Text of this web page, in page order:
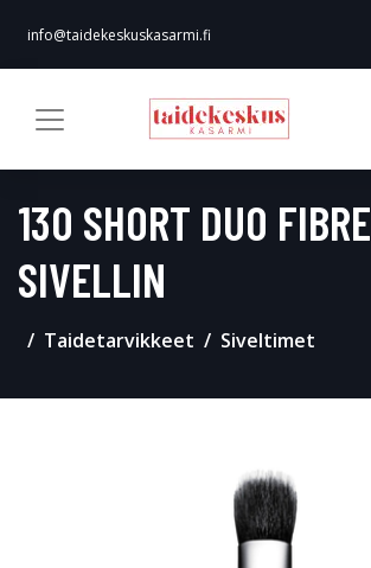
info@taidekeskuskasarmi.fi
130 SHORT DUO
SIVELLIN
Taidetarvikkeet Siveltimet